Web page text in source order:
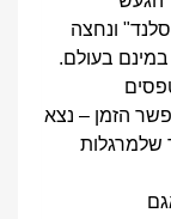
ונחצה
בעולם.
הזמן – נצא
שלמרגלות